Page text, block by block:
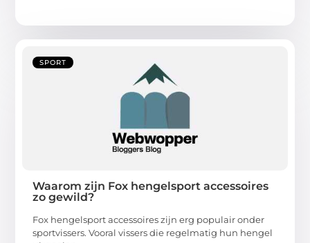
SPORT
Waarom zijn Fox hengelsport accessoires
zo gewild?
Fox hengelsport accessoires zijn erg populair onder
sportvissers. Vooral vissers die regelmatig hun hengel